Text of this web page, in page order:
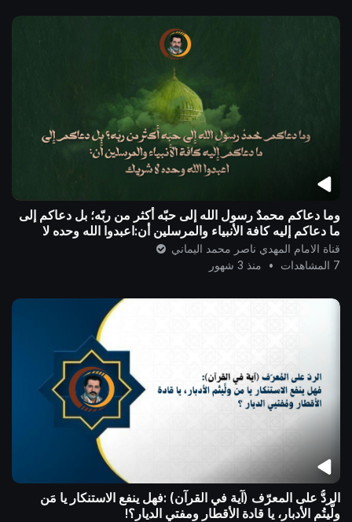
وما دعاكم محمدٌ رسول الله إلى حبّه أكثر من ربّه؛ بل دعاكم إلى
ما دعاكم إليه كافة الأنبياء والمرسلين أن:اعبدوا الله وحده لا
شريك ..
قناة الامام المهدي ناصر محمد اليماني
7 المشاهدات
• منذ 3 شهور
الردُّ على المعرّف (آية في القرآن) :فهل ينفع الاستنكار يا مَن
ولَّيتُم الأدبار، يا قادة الأقطار ومفتي الديار؟!